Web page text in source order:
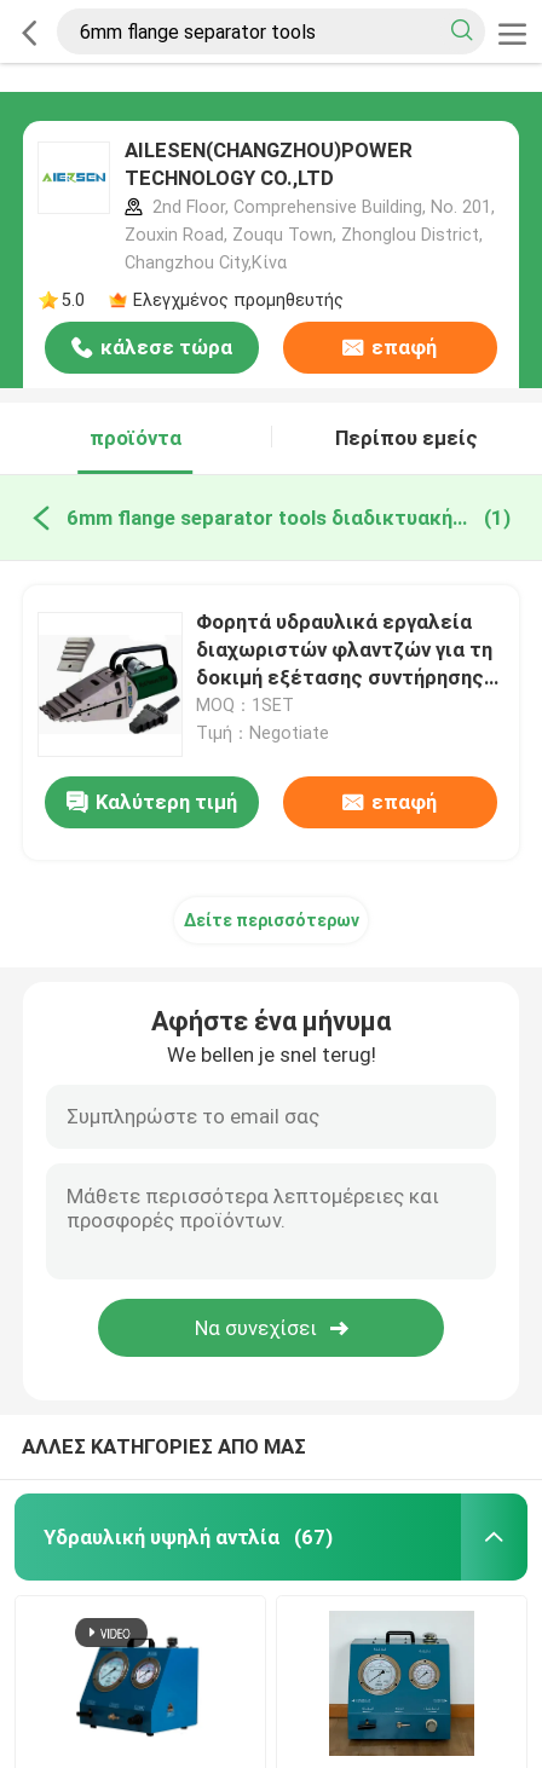
AILESEN(CHANGZHOU)POWER
TECHNOLOGY CO.,LTD
2nd Floor, Comprehensive Building, No. 201,
Zouxin Road, Zouqu Town, Zhonglou District,
Changzhou City,Κίνα
5.0
Ελεγχμένος προμηθευτής
κάλεσε τώρα επαφή
προϊόντα Περίπου εμείς
6mm flange separator tools διαδικτυακή κατασκευή (1)
Φορητά υδραυλικά εργαλεία
διαχωριστών φλαντζών για τη
δοκιμή εξέτασης συντήρησης
και την αντικατάσταση
βαλβίδων
MOQ：1SET
Τιμή：Negotiate
Καλύτερη τιμή επαφή
Δείτε περισσότερων
Αφήστε ένα μήνυμα
We bellen je snel terug!
ΑΛΛΕΣ ΚΑΤΗΓΟΡΙΕΣ ΑΠΟ ΜΑΣ
Υδραυλική υψηλή αντλία (67)